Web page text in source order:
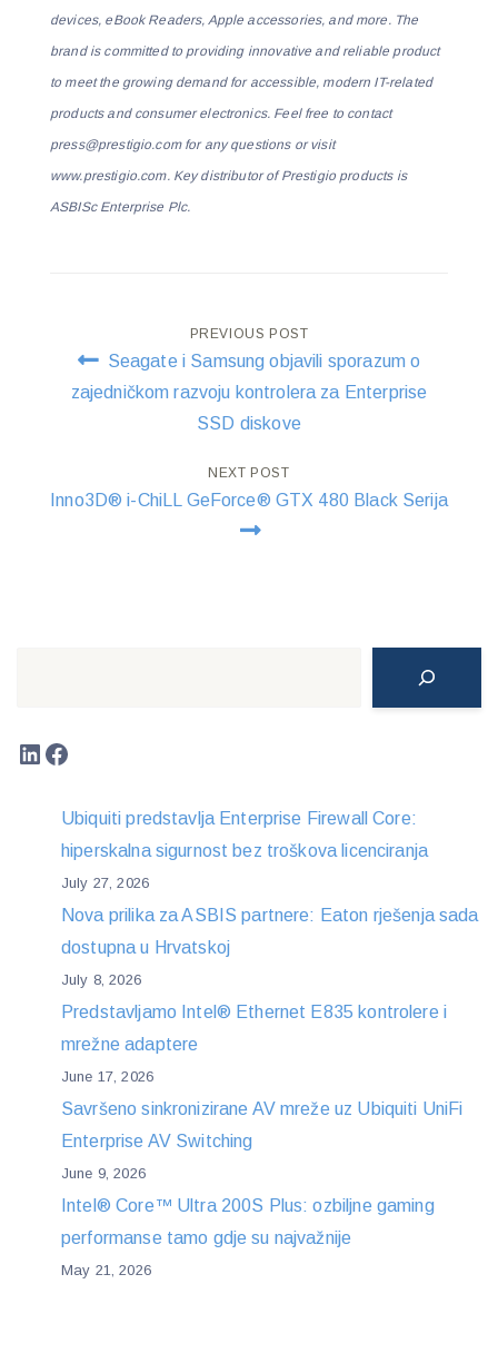
devices, eBook Readers, Apple accessories, and more. The
brand is committed to providing innovative and reliable product
to meet the growing demand for accessible, modern IT-related
products and consumer electronics. Feel free to contact
press@prestigio.com for any questions or visit
www.prestigio.com. Key distributor of Prestigio products is
ASBISc Enterprise Plc.
Post
navigation
PREVIOUS POST
Seagate i Samsung objavili sporazum o
zajedničkom razvoju kontrolera za Enterprise
SSD diskove
NEXT POST
Inno3D® i-ChiLL GeForce® GTX 480 Black Serija
LinkedIn
Facebook
Ubiquiti predstavlja Enterprise Firewall Core:
hiperskalna sigurnost bez troškova licenciranja
July 27, 2026
Nova prilika za ASBIS partnere: Eaton rješenja sada
dostupna u Hrvatskoj
July 8, 2026
Predstavljamo Intel® Ethernet E835 kontrolere i
mrežne adaptere
June 17, 2026
Savršeno sinkronizirane AV mreže uz Ubiquiti UniFi
Enterprise AV Switching
June 9, 2026
Intel® Core™ Ultra 200S Plus: ozbiljne gaming
performanse tamo gdje su najvažnije
May 21, 2026